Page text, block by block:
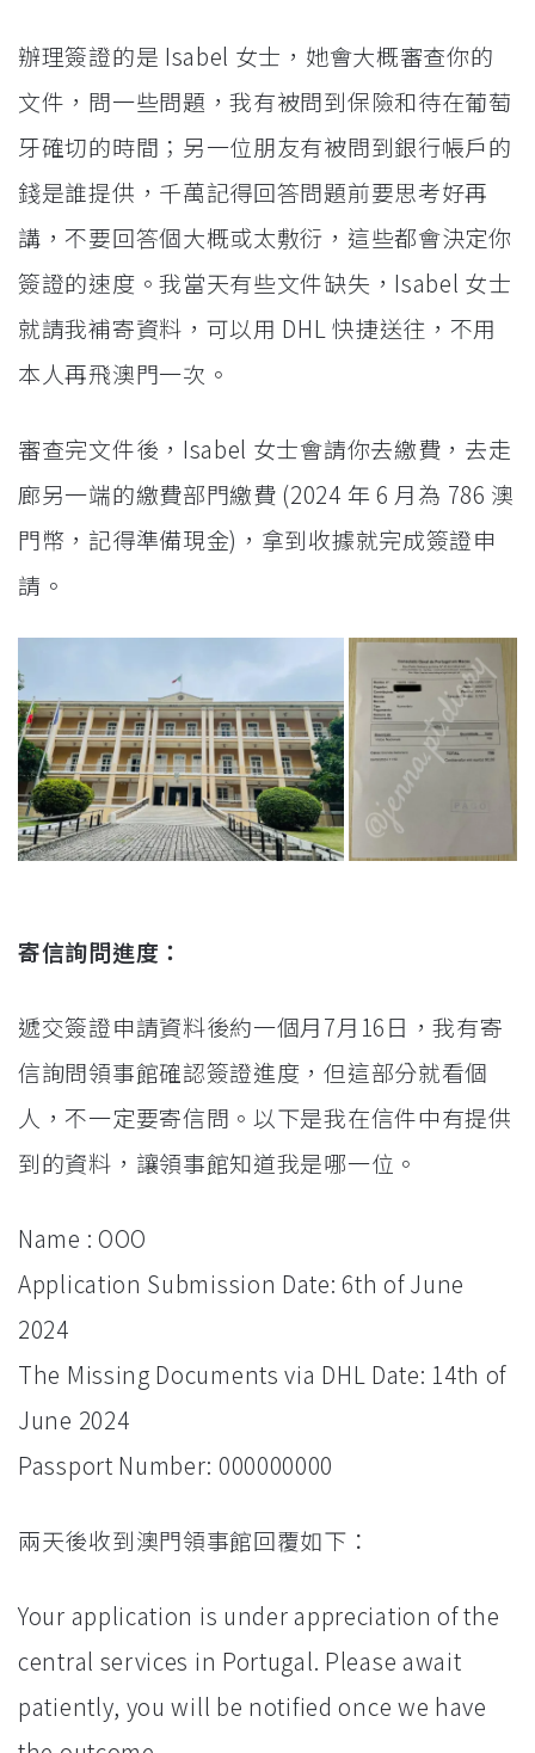
辦理簽證的是 Isabel 女士，她會大概審查你的
文件，問一些問題，我有被問到保險和待在葡萄
牙確切的時間；另一位朋友有被問到銀行帳戶的
錢是誰提供，千萬記得回答問題前要思考好再
講，不要回答個大概或太敷衍，這些都會決定你
簽證的速度。我當天有些文件缺失，Isabel 女士
就請我補寄資料，可以用 DHL 快捷送往，不用
本人再飛澳門一次。
審查完文件後，Isabel 女士會請你去繳費，去走
廊另一端的繳費部門繳費 (2024 年 6 月為 786 澳
門幣，記得準備現金)，拿到收據就完成簽證申
請。
寄信詢問進度：
遞交簽證申請資料後約一個月7月16日，我有寄
信詢問領事館確認簽證進度，但這部分就看個
人，不一定要寄信問。以下是我在信件中有提供
到的資料，讓領事館知道我是哪一位。
Name : OOO
Application Submission Date: 6th of June
2024
The Missing Documents via DHL Date: 14th of
June 2024
Passport Number: 000000000
兩天後收到澳門領事館回覆如下：
Your application is under appreciation of the
central services in Portugal. Please await
patiently, you will be notified once we have